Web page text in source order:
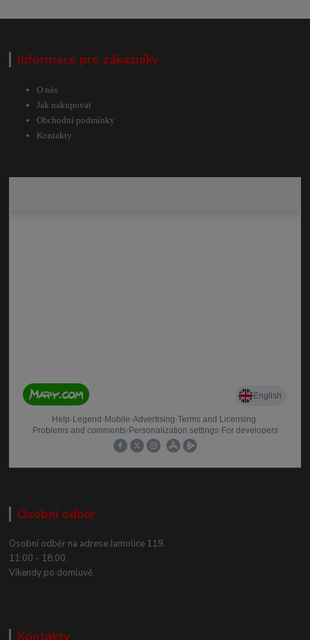
Informace pro zákazníky
O nás
Jak nakupovat
Obchodní podmínky
Kontakty
Osobní odběr
Osobní odběr na adrese Jamolice 119.
11:00 - 18:00.
Víkendy po domluvě.